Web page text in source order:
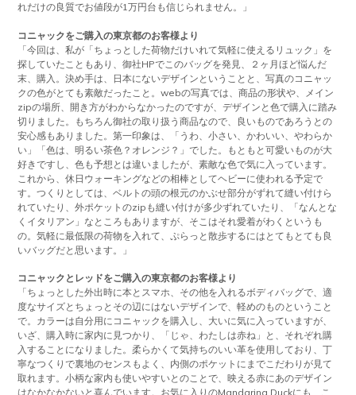
れだけの良質でお値段が1万円台も信じられません。」
コニャックをご購入の東京都のお客様より
「今回は、私が「ちょっとした荷物だけいれて気軽に使えるリュック」を
探していたこともあり、御社HPでこのバッグを発見、２ヶ月ほど悩んだ
末、購入。決め手は、日本にないデザインということと、写真のコニャッ
クの色がとても素敵だったこと。webの写真では、商品の形状や、メイン
zipの場所、開き方がわからなかったのですが、デザインと色で購入に踏み
切りました。もちろん御社の取り扱う商品なので、良いものであろうとの
安心感もありました。第一印象は、「うわ、小さい、かわいい、やわらか
い」「色は、明るい茶色？オレンジ？」でした。もともと可愛いものが大
好きですし、色も予想とは違いましたが、素敵な色で気に入っています。
これから、休日ウォーキングなどの相棒としてヘビーに使われる予定で
す。つくりとしては、ベルトの頭の根元のかぶせ部分がずれて縫い付けら
れていたり、外ポケットのzipも縫い付けが多少ずれていたり、「なんとな
くイタリアン」なところもありますが、そこはそれ愛着がわくというも
の。気軽に最低限の荷物を入れて、ぷらっと散歩するにはとてもとても良
いバッグだと思います。」
コニャックとレッドをご購入の東京都のお客様より
「ちょっとした外出時に本とスマホ、その他を入れるボディバッグで、適
度なサイズとちょっとその辺にはないデザインで、軽めのものということ
で。カラーは自分用にコニャックを購入し、大いに気に入っていますが、
いざ、購入時に家内に見つかり、「じゃ、わたしは赤ね」と、それぞれ購
入することになりました。柔らかくて気持ちのいい革を使用しており、丁
寧なつくりで裏地のセンスもよく、内側のポケットにまでこだわりが見て
取れます。小柄な家内も使いやすいとのことで、映える赤にあのデザイン
はなかなかないと喜んでいます。お気に入りのMandarina Duckにも、こ